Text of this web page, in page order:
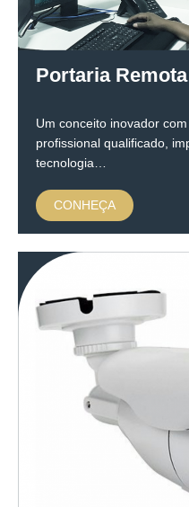
Portaria Remota
Um conceito inovador
profissional qualificado,
tecnologia…
CONHEÇA